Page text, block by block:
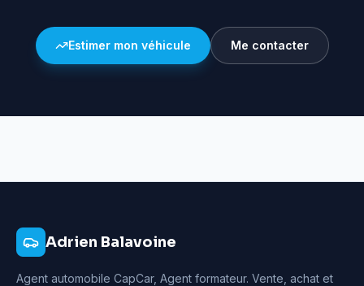
Estimer mon véhicule Me contacter
Adrien Balavoine
Agent automobile CapCar, Agent formateur. Vente, achat et